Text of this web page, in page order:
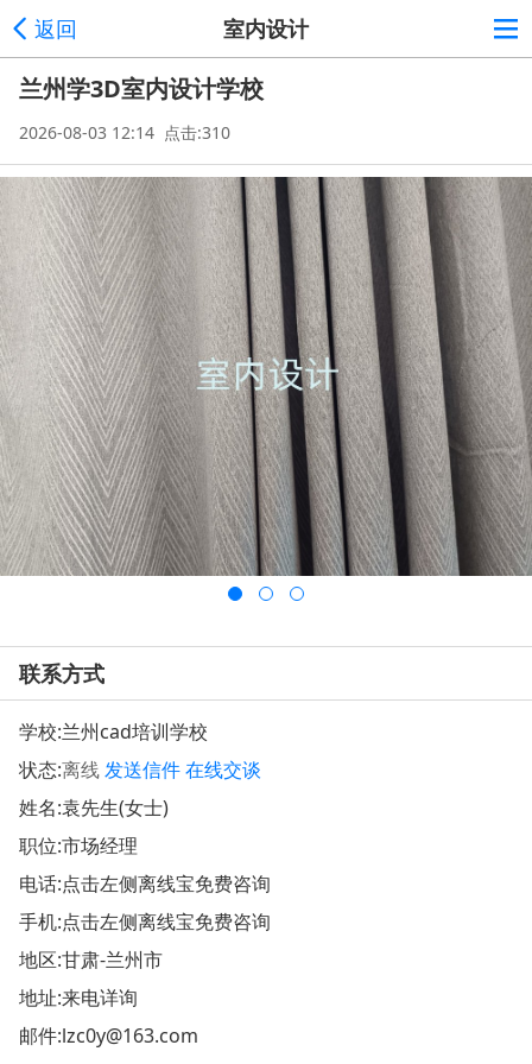
返回 室内设计
兰州学3D室内设计学校
2026-08-03 12:14 点击:310
联系方式
学校:兰州cad培训学校
状态:离线发送信件在线交谈
姓名:袁先生(女士)
职位:市场经理
电话:点击左侧离线宝免费咨询
手机:点击左侧离线宝免费咨询
地区:甘肃-兰州市
地址:来电详询
邮件:lzc0y@163.com